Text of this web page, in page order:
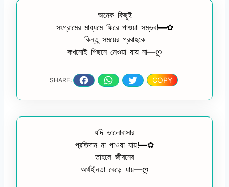
অনেক কিছুই
সংগ্রামের মাধ্যমে ফিরে পাওয়া সম্ভব!━✿
কিন্তু সময়ের প্রবাহকে
কখনোই পিছনে নেওয়া যায় না—ღ
SHARE: COPY
যদি ভালোবাসার
প্রতিদান না পাওয়া যায়!━✿
তাহলে জীবনের
অর্থহীনতা বেড়ে যায়—ღ